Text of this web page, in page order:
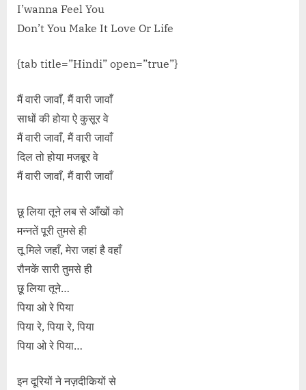
I’wanna Feel You
Don’t You Make It Love Or Life
{tab title=”Hindi” open=”true”}
मैं वारी जावाँ, मैं वारी जावाँ
साधों की होया ऐ कुसूर वे
मैं वारी जावाँ, मैं वारी जावाँ
दिल तो होया मजबूर वे
मैं वारी जावाँ, मैं वारी जावाँ
छू लिया तूने लब से आँखों को
मन्नतें पूरी तुमसे ही
तू मिले जहाँ, मेरा जहां है वहाँ
रौनकें सारी तुमसे ही
छू लिया तूने…
पिया ओ रे पिया
पिया रे, पिया रे, पिया
पिया ओ रे पिया…
इन दूरियों ने नज़दीकियों से